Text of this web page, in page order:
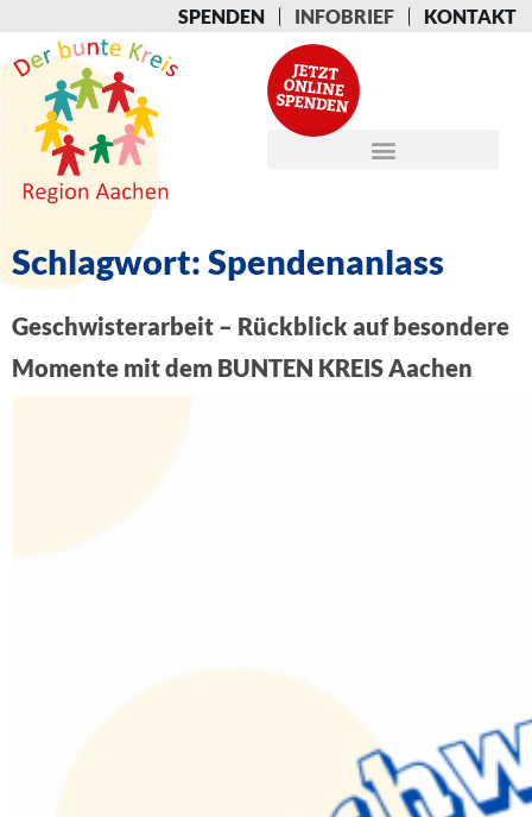
SPENDEN INFOBRIEF KONTAKT
Schlagwort: Spendenanlass
Geschwisterarbeit – Rückblick auf besondere
Momente mit dem BUNTEN KREIS Aachen